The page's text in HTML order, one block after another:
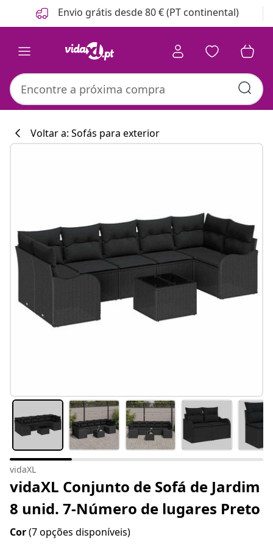
Anterior
Seguinte Envio grátis desde 80 € (PT continental)
Voltar a: Sofás para exterior
vidaXL
vidaXL Conjunto de Sofá de Jardim
8 unid. 7-Número de lugares Preto
Cor(7 opções disponíveis)